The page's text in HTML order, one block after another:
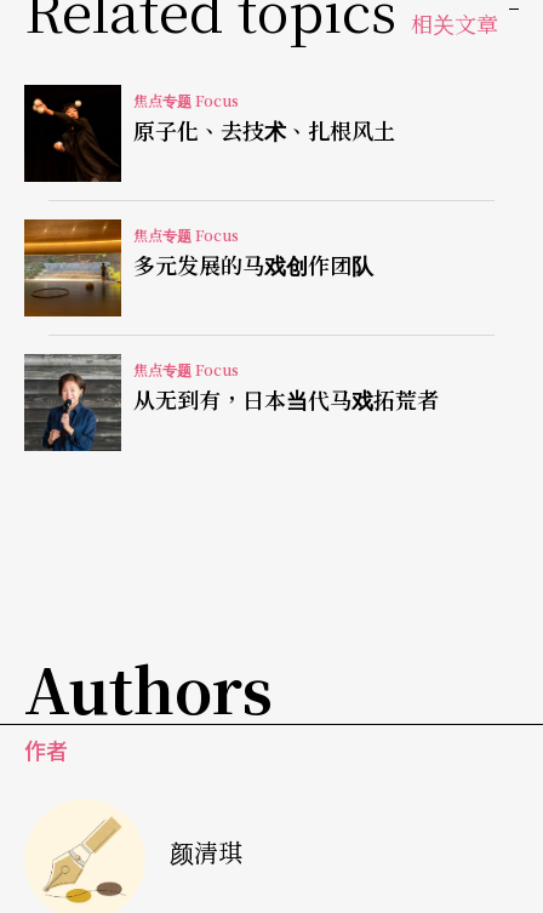
相关文章
焦点专题 Focus
原子化、去技术、扎根风土
焦点专题 Focus
多元发展的马戏创作团队
焦点专题 Focus
从无到有，日本当代马戏拓荒者
Authors
作者
颜清琪